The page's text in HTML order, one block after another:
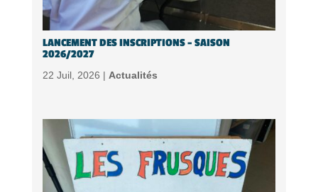
LANCEMENT DES INSCRIPTIONS – SAISON
2026/2027
22 Juil, 2026 | Actualités